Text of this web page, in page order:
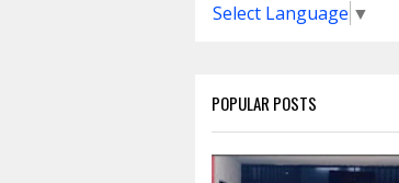
Select Language ▼
POPULAR POSTS